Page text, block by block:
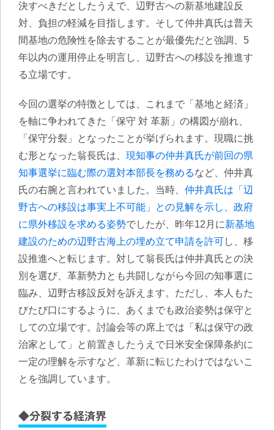
決すべきだとしたうえで、辺野古への新基地建設反
対、負担の軽減を目指します。そして仲井真氏は普天
間基地の危険性を除去することが最優先だと強調、5
年以内の運用停止を明言し、辺野古への移設を推進す
る立場です。
今回の選挙の特徴としては、これまで「基地と経済」
を軸に争われてきた「保守 対 革新」の構図が崩れ、
「保守分裂」となったことが挙げられます。現職に挑
む形となった翁長氏は、 現知事の仲井真氏が前回の県
知事選挙に臨む際の選対本部長を務めるなど、仲井真
氏の右腕と言われていました。当時、 仲井真氏は「辺
野古への移設は事実上不可能」との見解を示し、政府
に県外移設を求める姿勢でしたが、昨年12月に新基地
建設のための辺野古海上の埋め立て申請を許可し、移
設推進へと転じます。対して翁長氏は仲井真氏との決
別を選び、革新勢力とも共闘しながら今回の知事選に
臨み、辺野古移設反対を訴えます。ただし、本人もた
びたび口にするように、あくまでも政治姿勢は保守と
しての立場です。討論会等の席上では「私は保守の政
治家として」と前置きしたうえで日米安全保障条約に
一定の理解を示すなど、革新に転じたわけではないこ
とを強調しています。
◆分裂する経済界